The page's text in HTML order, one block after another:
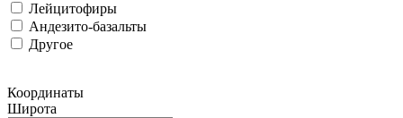
Лейцитофиры
Андезито-базальты
Другое
Координаты
Широта